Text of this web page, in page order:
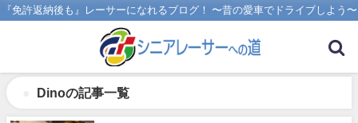
『免許返納後も』レーサーになれるブログ！ 〜昔の愛車でドライブしよう〜
Dinoの記事一覧